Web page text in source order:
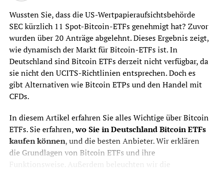
Wussten Sie, dass die US-Wertpapieraufsichtsbehörde
SEC kürzlich 11 Spot-Bitcoin-ETFs genehmigt hat? Zuvor
wurden über 20 Anträge abgelehnt. Dieses Ergebnis zeigt,
wie dynamisch der Markt für Bitcoin-ETFs ist. In
Deutschland sind Bitcoin ETFs derzeit nicht verfügbar, da
sie nicht den UCITS-Richtlinien entsprechen. Doch es
gibt Alternativen wie Bitcoin ETPs und den Handel mit
CFDs.
In diesem Artikel erfahren Sie alles Wichtige über Bitcoin
ETFs. Sie erfahren,wo Sie in Deutschland Bitcoin ETFs
kaufen können, und die besten Anbieter. Wir erklären
die Grundlagen von Bitcoin ETFs und ihre
Funktionsweise. Außerdem beleuchten wir die